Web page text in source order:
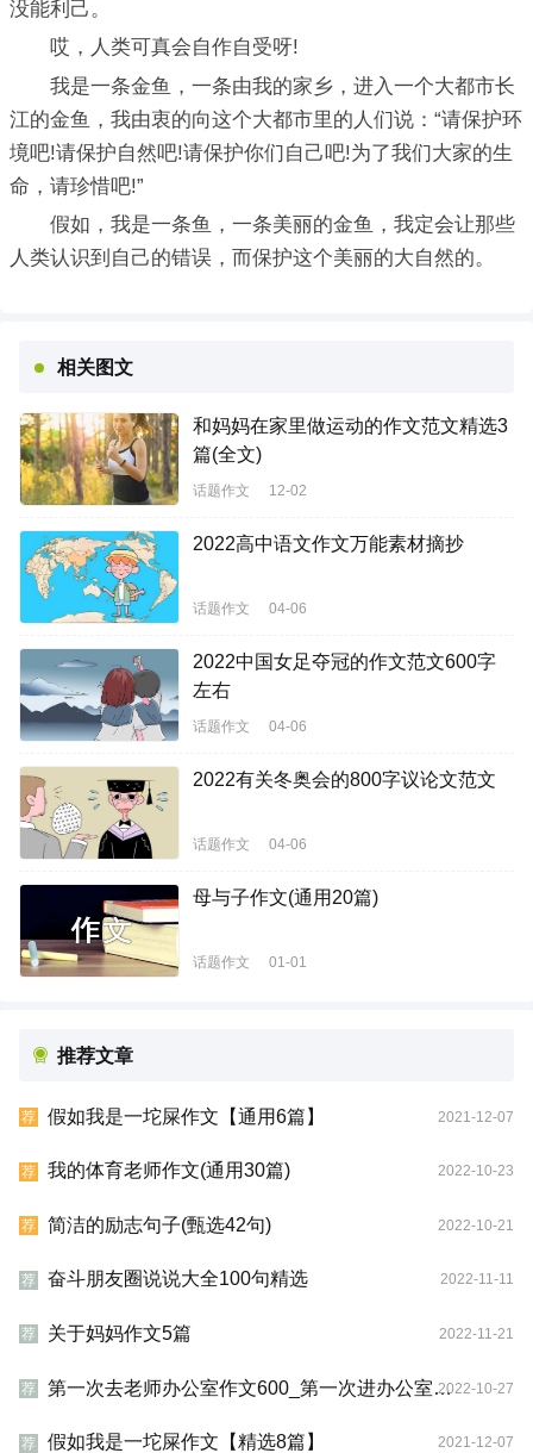
没能利己。
哎，人类可真会自作自受呀!
我是一条金鱼，一条由我的家乡，进入一个大都市长
江的金鱼，我由衷的向这个大都市里的人们说：“请保护环
境吧!请保护自然吧!请保护你们自己吧!为了我们大家的生
命，请珍惜吧!”
假如，我是一条鱼，一条美丽的金鱼，我定会让那些
人类认识到自己的错误，而保护这个美丽的大自然的。
相关图文
和妈妈在家里做运动的作文范文精选3
篇(全文)
话题作文 12-02
2022高中语文作文万能素材摘抄
话题作文 04-06
2022中国女足夺冠的作文范文600字
左右
话题作文 04-06
2022有关冬奥会的800字议论文范文
话题作文 04-06
母与子作文(通用20篇)
话题作文 01-01
推荐文章
荐 假如我是一坨屎作文【通用6篇】 2021-12-07
荐 我的体育老师作文(通用30篇) 2022-10-23
荐 简洁的励志句子(甄选42句) 2022-10-21
荐 奋斗朋友圈说说大全100句精选 2022-11-11
荐 关于妈妈作文5篇 2022-11-21
荐 第一次去老师办公室作文600_第一次进办公室作文800字
2022-10-27
荐 假如我是一坨屎作文【精选8篇】 2021-12-07